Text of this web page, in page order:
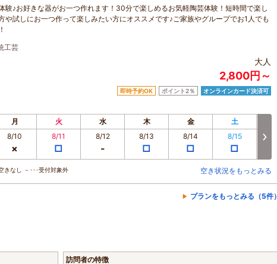
験♪お好きな器がお一つ作れます！30分で楽しめるお気軽陶芸体験！短時間で楽し
や試しにお一つ作って楽しみたい方にオススメです♪ご家族やグループでお1人でも
工芸
大人
2,800円～
即時予約OK ポイント2％ オンラインカード決済可
月 火 水 木 金 土
8/10
×
8/11
□
8/12
-
8/13
□
8/14
□
8/15
□
きなし －･･･受付対象外 空き状況をもっとみる
プランをもっとみる（5件）
訪問者の特徴